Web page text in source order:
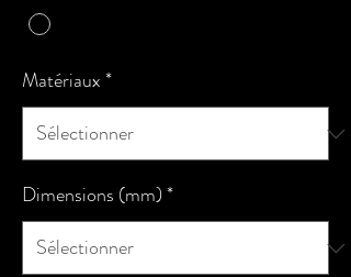
Matériaux*
Dimensions (mm)*